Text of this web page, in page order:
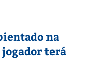
na
jogador terá